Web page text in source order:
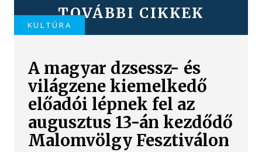
TOVÁBBI CIKKEK
KULTÚRA
A magyar dzsessz- és
világzene kiemelkedő
előadói lépnek fel az
augusztus 13-án kezdődő
Malomvölgy Fesztiválon